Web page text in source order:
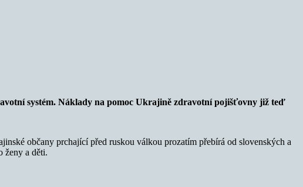
systém. Náklady na pomoc Ukrajině zdravotní pojišťovny již teď
občany prchající před ruskou válkou prozatím přebírá od slovenských a
ženy a děti.